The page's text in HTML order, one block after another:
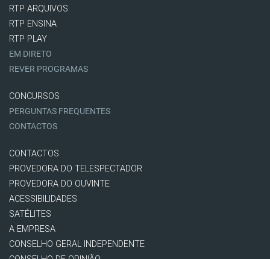
RTP ARQUIVOS
RTP ENSINA
RTP PLAY
EM DIRETO
REVER PROGRAMAS
CONCURSOS
PERGUNTAS FREQUENTES
CONTACTOS
CONTACTOS
PROVEDORA DO TELESPECTADOR
PROVEDORA DO OUVINTE
ACESSIBILIDADES
SATÉLITES
A EMPRESA
CONSELHO GERAL INDEPENDENTE